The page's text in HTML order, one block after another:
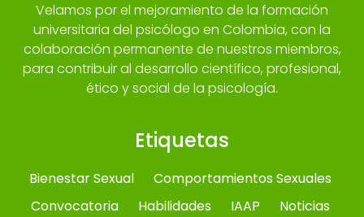
Velamos por el mejoramiento de la formación
universitaria del psicólogo en Colombia, con la
colaboración permanente de nuestros miembros,
para contribuir al desarrollo científico, profesional,
ético y social de la psicología.
Etiquetas
Bienestar Sexual
Comportamientos Sexuales
Convocatoria
Habilidades IAAP
Noticias